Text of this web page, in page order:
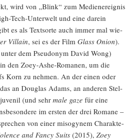
wird von „Blink“ zum Medi­en­er­eig­nis
Tech-Unter­welt und eine dar­ein
es als Text­sor­te auch immer mal wie­
Vil­lain, sei es der Film Glass Oni­on).
dem Pseud­onym David Wong)
den Zoey-Ashe-Roma­nen, um die
Korn zu neh­men. An der einen oder
an Dou­glas Adams, an ande­ren Stel­
(und sehr male gaze für eine
im ers­ten der drei Roma­ne –
von einer miso­gy­nem Cha­rak­te­
and Fan­cy Suits(2015), Zoey